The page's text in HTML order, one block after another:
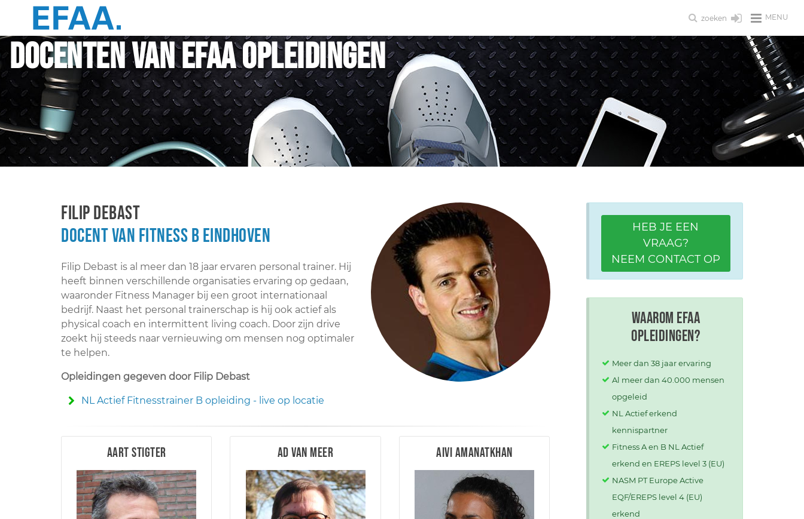
MENU
zoeken
Docenten van EFAA Opleidingen
Filip Debast
Docent van Fitness B Eindhoven
Filip Debast is al meer dan 18 jaar ervaren personal trainer. Hij
heeft binnen verschillende organisaties ervaring op gedaan,
waaronder Fitness Manager bij een groot internationaal
bedrijf. Naast het personal trainerschap is hij ook actief als
physical coach en intermittent living coach. Door zijn drive
zoekt hij steeds naar vernieuwing om mensen nog optimaler
te helpen.
Opleidingen gegeven door Filip Debast
NL Actief Fitnesstrainer B opleiding - live op locatie
Aart Stigter Ad van Meer Aivi Amanatkhan
HEB JE EEN
VRAAG?
NEEM CONTACT OP
Waarom EFAA
opleidingen?
Meer dan 38 jaar ervaring
Al meer dan 40.000 mensen
opgeleid
NL Actief erkend
kennispartner
Fitness A en B NL Actief
erkend en EREPS level 3 (EU)
NASM PT Europe Active
EQF/EREPS level 4 (EU)
erkend